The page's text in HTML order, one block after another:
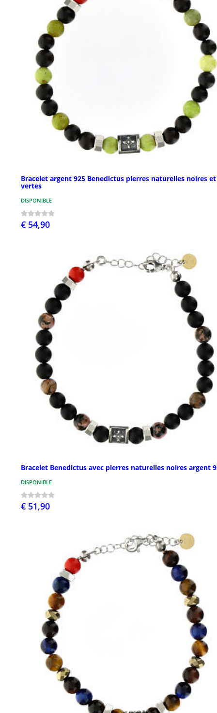
Bracelet argent 925 Benedictus pierres naturelles noires et
vertes
DISPONIBLE
€ 54,90
Bracelet Benedictus avec pierres naturelles noires argent
DISPONIBLE
€ 51,90